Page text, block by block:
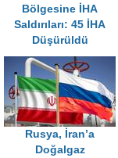
Bölgesine İHA
Saldırıları: 45 İHA
Düşürüldü
Rusya, İran’a
Doğalgaz